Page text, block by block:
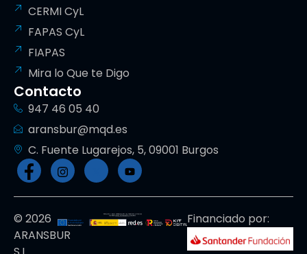
CERMI CyL
FAPAS CyL
FIAPAS
Mira lo Que te Digo
Contacto
947 46 05 40
aransbur@mqd.es
C. Fuente Lugarejos, 5, 09001 Burgos
© 2026
ARANSBUR
Financiado por: